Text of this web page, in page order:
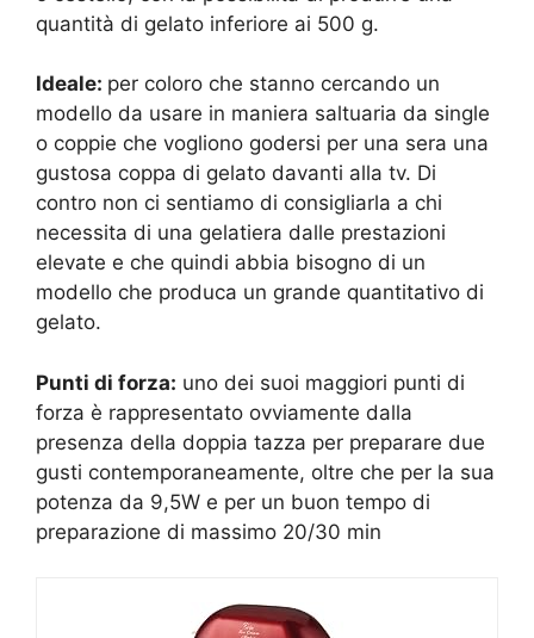
quantità di gelato inferiore ai 500 g.
Ideale: per coloro che stanno cercando un
modello da usare in maniera saltuaria da single
o coppie che vogliono godersi per una sera una
gustosa coppa di gelato davanti alla tv. Di
contro non ci sentiamo di consigliarla a chi
necessita di una gelatiera dalle prestazioni
elevate e che quindi abbia bisogno di un
modello che produca un grande quantitativo di
gelato.
Punti di forza: uno dei suoi maggiori punti di
forza è rappresentato ovviamente dalla
presenza della doppia tazza per preparare due
gusti contemporaneamente, oltre che per la sua
potenza da 9,5W e per un buon tempo di
preparazione di massimo 20/30 min